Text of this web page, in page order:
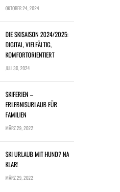
OKTOBER 24, 2024
DIE SKISAISON 2024/2025:
DIGITAL, VIELFÄLTIG,
KOMFORTORIENTIERT
JULI 30, 2024
SKIFERIEN –
ERLEBNISURLAUB FÜR
FAMILIEN
MÄRZ 29, 2022
SKI URLAUB MIT HUND? NA
KLAR!
MÄRZ 29, 2022